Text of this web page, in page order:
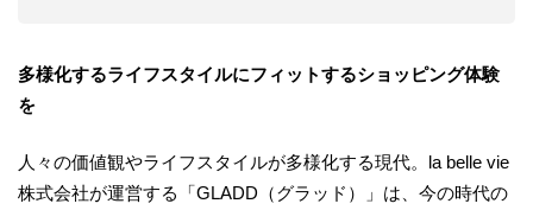
多様化するライフスタイルにフィットするショッピング体験
を
人々の価値観やライフスタイルが多様化する現代。la belle vie
株式会社が運営する「GLADD（グラッド）」は、今の時代の